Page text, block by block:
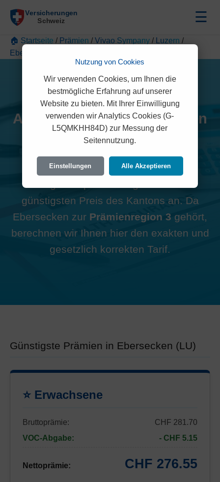
☰
🏠 Startseite / Prämien / Vivao Sympany / Luzern /
Ebersecken
Alle Vivao Sympany Prämien
in Ebersecken (6245)
Hinweis zur Region:Viele
günstigsten Preis des Kantons an. Da
Ebersecken zur Prämienregion 3 gehört,
berechnen wir Ihnen hier den exakten und
gesetzlich korrekten Tarif.
Günstigste Prämien in Ebersecken (LU)
⭐ Erwachsene
Bruttoprämie:
CHF 281.70
VOC-Abgabe:
- CHF 5.15
Nettoprämie: CHF 276.55
Nutzung von Cookies
Wir verwenden Cookies, um Ihnen die
bestmögliche Erfahrung auf unserer
Website zu bieten. Mit Ihrer Einwilligung
verwenden wir Analytics Cookies (G-
L5QMKHH84D) zur Messung der
Seitennutzung.
Einstellungen Alle Akzeptieren